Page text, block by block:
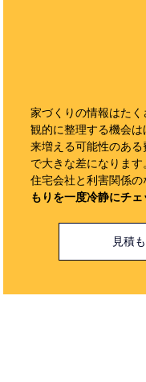
家づくりの情報はた
観的に整理する機会
来増える可能性のあ
で大きな差になります
住宅会社と利害関係
もりを一度冷静にチェ
見積